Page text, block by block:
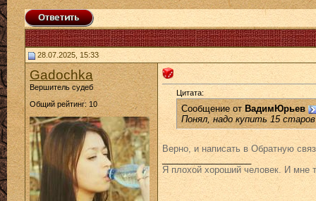
28.07.2025, 15:33
Gadochka
Вершитель судеб
Общий рейтинг: 10
Цитата:
Сообщение отВадимЮрьев
Понял, надо купить 15 старов
Верно, и написать в Обратную
__________________
Я плохой хороший человек. И мне